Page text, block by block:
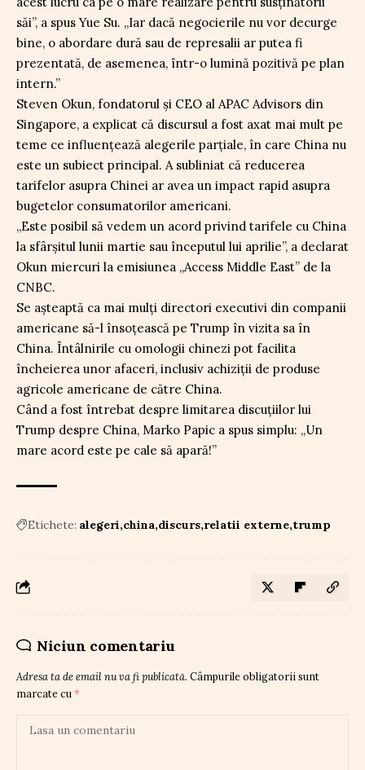
săi”, a spus Yue Su. „Iar dacă negocierile nu vor decurge
bine, o abordare dură sau de represalii ar putea fi
prezentată, de asemenea, într-o lumină pozitivă pe plan
intern.”
Steven Okun, fondatorul și CEO al APAC Advisors din
Singapore, a explicat că discursul a fost axat mai mult pe
teme ce influențează alegerile parțiale, în care China nu
este un subiect principal. A subliniat că reducerea
tarifelor asupra Chinei ar avea un impact rapid asupra
bugetelor consumatorilor americani.
„Este posibil să vedem un acord privind tarifele cu China
la sfârșitul lunii martie sau începutul lui aprilie”, a declarat
Okun miercuri la emisiunea „Access Middle East” de la
CNBC.
Se așteaptă ca mai mulți directori executivi din companii
americane să-l însoțească pe Trump în vizita sa în
China. Întâlnirile cu omologii chinezi pot facilita
încheierea unor afaceri, inclusiv achiziții de produse
agricole americane de către China.
Când a fost întrebat despre limitarea discuțiilor lui
Trump despre China, Marko Papic a spus simplu: „Un
mare acord este pe cale să apară!”
Etichete: alegeri china discurs relatii externe trump
Niciun comentariu
Adresa ta de email nu va fi publicată. Câmpurile obligatorii sunt
marcate cu *